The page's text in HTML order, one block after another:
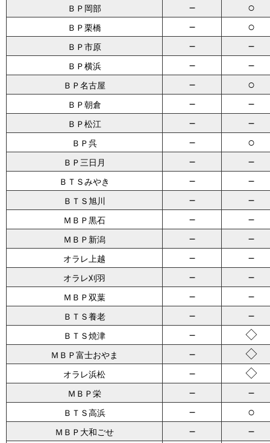
ＢＰ岡部 － ○
ＢＰ栗橋 － ○
ＢＰ市原 － －
ＢＰ横浜 － －
ＢＰ名古屋 － ○
ＢＰ朝倉 － －
ＢＰ松江 － －
ＢＰ呉 － ○
ＢＰ三日月 － －
ＢＴＳみやき － －
ＢＴＳ旭川 － －
ＭＢＰ黒石 － －
ＭＢＰ新潟 － －
オラレ上越 － －
オラレ刈羽 － －
ＭＢＰ双葉 － －
ＢＴＳ養老 － －
ＢＴＳ焼津 － ◇
ＭＢＰ富士おやま － ◇
オラレ浜松 － ◇
ＭＢＰ栄 － －
ＢＴＳ高浜 － ○
ＭＢＰ大和ごせ － －